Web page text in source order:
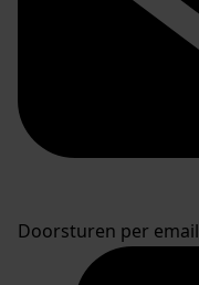
Doorsturen per email